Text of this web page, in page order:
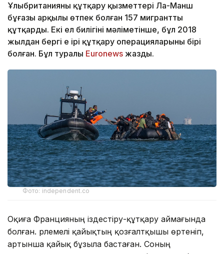
Ұлыбританияның құтқару қызметтері Ла-Манш
бұғазы арқылы өтпек болған 157 мигрантты
құтқарды. Екі ел билігінің мәліметінше, бұл 2018
жылдан бергі ең ірі құтқару операцияларының бірі
болған. Бұл туралы Еuronews жазды.
Фото: independent.co
Оқиға Францияның іздестіру-құтқару аймағында
болған. Үрлемелі қайықтың қозғалтқышы өртеніп,
артынша қайық бұзыла бастаған. Соның